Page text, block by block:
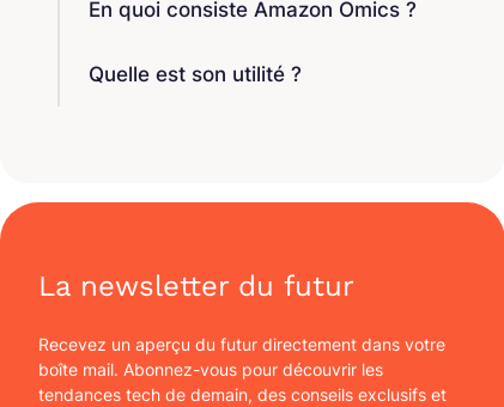
En quoi consiste Amazon Omics ?
Quelle est son utilité ?
La newsletter du futur
Recevez un aperçu du futur directement dans votre
boîte mail. Abonnez-vous pour découvrir les
tendances tech de demain, des conseils exclusifs et